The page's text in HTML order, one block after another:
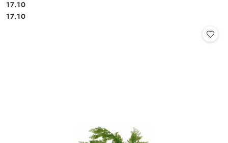
Cena:
17.10
Cena:
17.10